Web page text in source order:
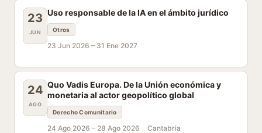
23
JUN
Uso responsable de la IA en el ámbito jurídico
Otros
23 Jun 2026 – 31 Ene 2027
24
AGO
Quo Vadis Europa. De la Unión económica y
monetaria al actor geopolítico global
Derecho Comunitario
24 Ago 2026 – 28 Ago 2026 Cantabria